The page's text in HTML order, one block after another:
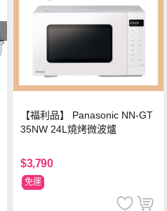
【福利品】 Panasonic NN-GT
35NW 24L燒烤微波爐
$3,790
免運